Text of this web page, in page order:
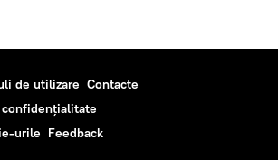
de utilizare Contacte
urile Feedback